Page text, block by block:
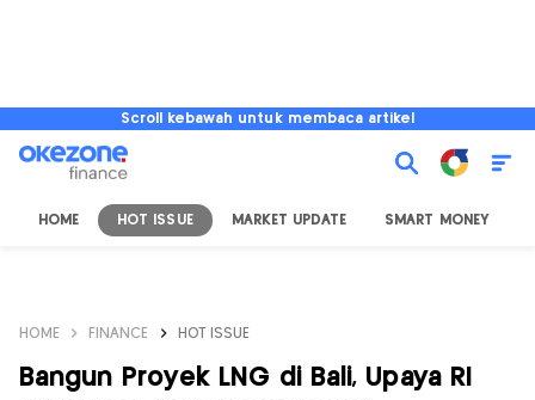
Scroll kebawah untuk membaca artikel
HOME HOT ISSUE MARKET UPDATE SMART MONEY
HOME FINANCE HOT ISSUE
Bangun Proyek LNG di Bali, Upaya RI